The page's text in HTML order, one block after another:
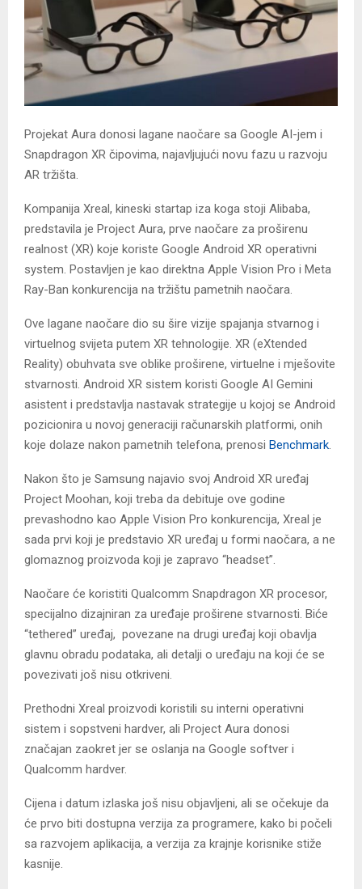
Projekat Aura donosi lagane naočare sa Google AI-jem i
Snapdragon XR čipovima, najavljujući novu fazu u razvoju
AR tržišta.
Kompanija Xreal, kineski startap iza koga stoji Alibaba,
predstavila je Project Aura, prve naočare za proširenu
realnost (XR) koje koriste Google Android XR operativni
system. Postavljen je kao direktna Apple Vision Pro i Meta
Ray-Ban konkurencija na tržištu pametnih naočara.
Ove lagane naočare dio su šire vizije spajanja stvarnog i
virtuelnog svijeta putem XR tehnologije. XR (eXtended
Reality) obuhvata sve oblike proširene, virtuelne i mješovite
stvarnosti. Android XR sistem koristi Google AI Gemini
asistent i predstavlja nastavak strategije u kojoj se Android
pozicionira u novoj generaciji računarskih platformi, onih
koje dolaze nakon pametnih telefona, prenosi Benchmark.
Nakon što je Samsung najavio svoj Android XR uređaj
Project Moohan, koji treba da debituje ove godine
prevashodno kao Apple Vision Pro konkurencija, Xreal je
sada prvi koji je predstavio XR uređaj u formi naočara, a ne
glomaznog proizvoda koji je zapravo “headset”.
Naočare će koristiti Qualcomm Snapdragon XR procesor,
specijalno dizajniran za uređaje proširene stvarnosti. Biće
“tethered” uređaj, povezane na drugi uređaj koji obavlja
glavnu obradu podataka, ali detalji o uređaju na koji će se
povezivati još nisu otkriveni.
Prethodni Xreal proizvodi koristili su interni operativni
sistem i sopstveni hardver, ali Project Aura donosi
značajan zaokret jer se oslanja na Google softver i
Qualcomm hardver.
Cijena i datum izlaska još nisu objavljeni, ali se očekuje da
će prvo biti dostupna verzija za programere, kako bi počeli
sa razvojem aplikacija, a verzija za krajnje korisnike stiže
kasnije.